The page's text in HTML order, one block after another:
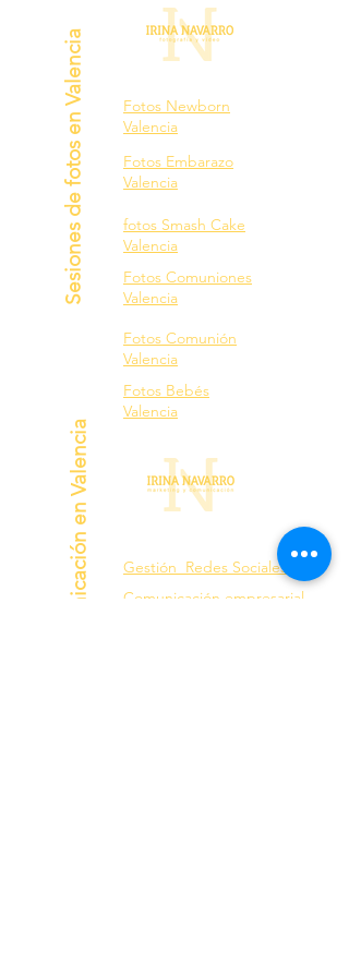
Fotos Newborn
Valencia
Fotos Embarazo
Valencia
Sesiones de fotos en Valencia
fotos Smash Cake
Valencia
Fotos Comuniones
Valencia
Fotos Comunión
Valencia
Fotos Bebés
Valencia
Gestión Redes Sociales
Comunicación empresarial
Servicios de Comunicación en Valencia